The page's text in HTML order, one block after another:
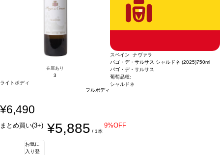
在庫あり
3
ライトボディ
フルボディ
スペイン ナヴァラ
パゴ・デ・サルサス シャルドネ (2025)750ml
パゴ・デ・サルサス
葡萄品種:
シャルドネ
¥6,490
まとめ買い(3+) ¥5,885 / 1本
9%OFF
お気に
入り登